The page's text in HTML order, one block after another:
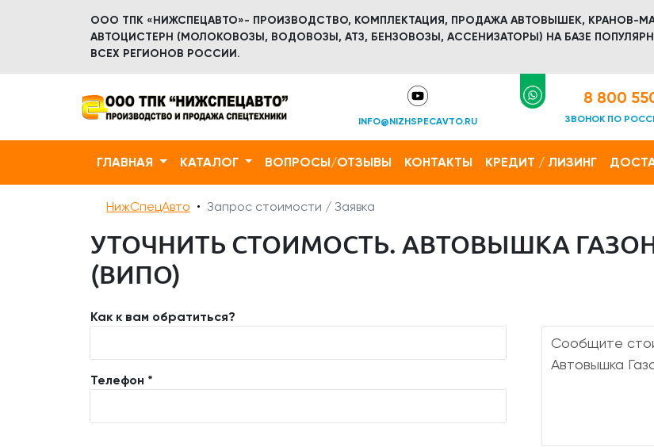
ООО ТПК «НИЖСПЕЦАВТО»- ПРОИЗВОДСТВО, КОМПЛЕКТАЦИЯ, ПРОДАЖА АВТОВЫШЕК, КРАНОВ-
АВТОЦИСТЕРН (МОЛОКОВОЗЫ, ВОДОВОЗЫ, АТЗ, БЕНЗОВОЗЫ, АССЕНИЗАТОРЫ) НА БАЗЕ
ВСЕХ РЕГИОНОВ РОССИИ.
INFO@NIZHSPECAVTO.RU
8 800
ЗВОНОК ПО
ГЛАВНАЯ КАТАЛОГ ВОПРОСЫ/ОТЗЫВЫ КОНТАКТЫ КРЕДИТ / ЛИЗИНГ
НижСпецАвто Запрос стоимости / Заявка
УТОЧНИТЬ СТОИМОСТЬ. АВТОВЫШКА ГАЗОН
(ВИПО)
Как к вам обратиться?
Телефон *